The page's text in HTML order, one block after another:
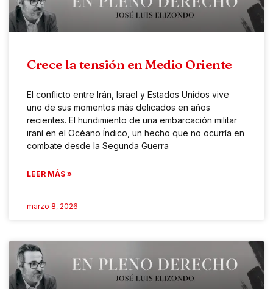
Crece la tensión en Medio Oriente
El conflicto entre Irán, Israel y Estados Unidos vive
uno de sus momentos más delicados en años
recientes. El hundimiento de una embarcación militar
iraní en el Océano Índico, un hecho que no ocurría en
combate desde la Segunda Guerra
LEER MÁS »
marzo 8, 2026